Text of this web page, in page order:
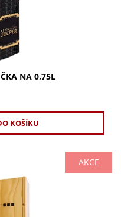
NA 0,75L
AKCE
Luxusní obal pro
a ochrana daru. Zvyšte